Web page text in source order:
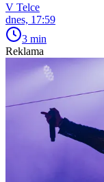
V Telce
dnes, 17:59
3 min
Reklama